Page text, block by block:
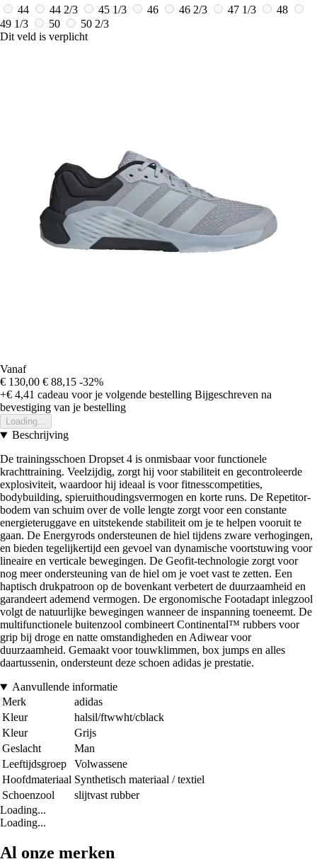
44
44 2/3 45 1/3 46 46 2/3 47 1/3
48
49 1/3
50
50 2/3
Dit veld is verplicht
Vanaf
€ 130,00 € 88,15 -32%
+€ 4,41 cadeau voor je volgende bestelling Bijgeschreven na
bevestiging van je bestelling
Loading...
Beschrijving
De trainingsschoen Dropset 4 is onmisbaar voor functionele
krachttraining. Veelzijdig, zorgt hij voor stabiliteit en gecontroleerde
explosiviteit, waardoor hij ideaal is voor fitnesscompetities,
bodybuilding, spieruithoudingsvermogen en korte runs. De Repetitor-
bodem van schuim over de volle lengte zorgt voor een constante
energieteruggave en uitstekende stabiliteit om je te helpen vooruit te
gaan. De Energyrods ondersteunen de hiel tijdens zware verhogingen,
en bieden tegelijkertijd een gevoel van dynamische voortstuwing voor
lineaire en verticale bewegingen. De Geofit-technologie zorgt voor
nog meer ondersteuning van de hiel om je voet vast te zetten. Een
haptisch drukpatroon op de bovenkant verbetert de duurzaamheid en
garandeert ademend vermogen. De ergonomische Footadapt inlegzool
volgt de natuurlijke bewegingen wanneer de inspanning toeneemt. De
multifunctionele buitenzool combineert Continental™ rubbers voor
grip bij droge en natte omstandigheden en Adiwear voor
duurzaamheid. Gemaakt voor touwklimmen, box jumps en alles
daartussenin, ondersteunt deze schoen adidas je prestatie.
Aanvullende informatie
Merk
adidas
Kleur
halsil/ftwwht/cblack
Kleur
Grijs
Geslacht
Man
Leeftijdsgroep
Volwassene
Hoofdmateriaal Synthetisch materiaal / textiel
Schoenzool
slijtvast rubber
Loading...
Loading...
Al onze merken